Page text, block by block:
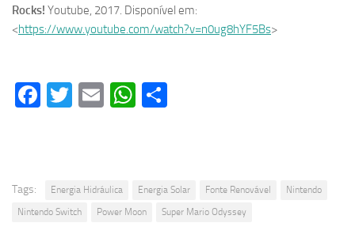
Rocks! Youtube, 2017. Disponível em:
<https://www.youtube.com/watch?v=n0ug8hYF5Bs>
Facebook
Twitter
EmailWhatsApp
Tags: Energia Hidráulica Energia Solar Fonte Renovável
Nintendo
Nintendo Switch
Power Moon Super Mario Odyssey